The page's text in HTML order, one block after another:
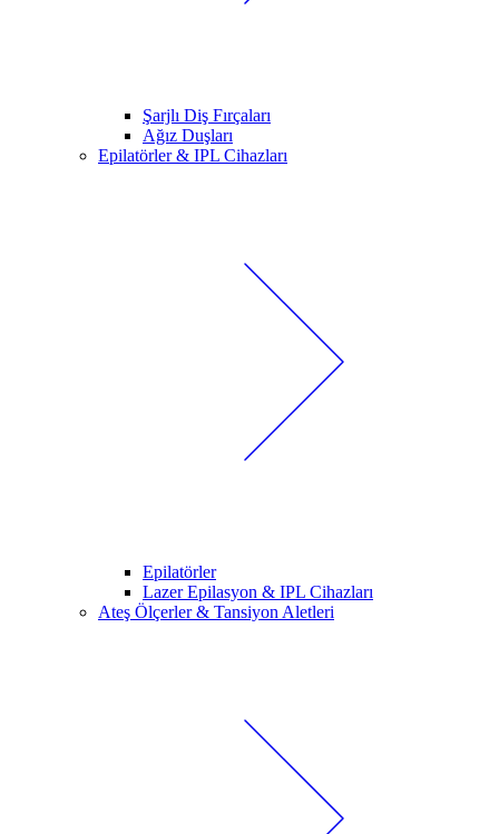
Şarjlı Diş Fırçaları
Ağız Duşları
Epilatörler & IPL Cihazları
Epilatörler
Lazer Epilasyon & IPL Cihazları
Ateş Ölçerler & Tansiyon Aletleri